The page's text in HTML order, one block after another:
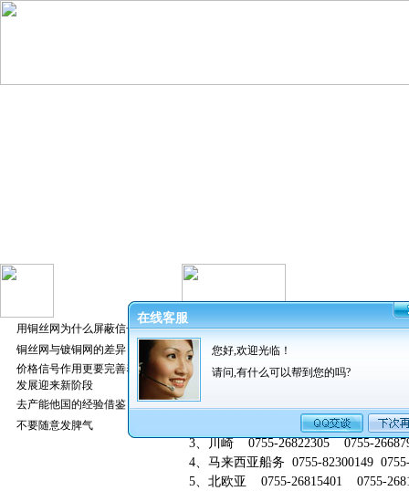
用铜丝网为什么屏蔽信号好
铜丝网与镀铜网的差异
价格信号作用更要完善养猪业
发展迎来新阶段
去产能他国的经验借鉴
不要随意发脾气
1、中海 0755-82986966 0755-
2、赫伯罗特 0755-22193017 0755-
3、川崎 0755-26822305 0755-
4、马来西亚船务 0755-82300149
5、北欧亚 0755-26815401 0755-
在线客服
您好,欢迎光临！
请问,有什么可以帮到您的吗?